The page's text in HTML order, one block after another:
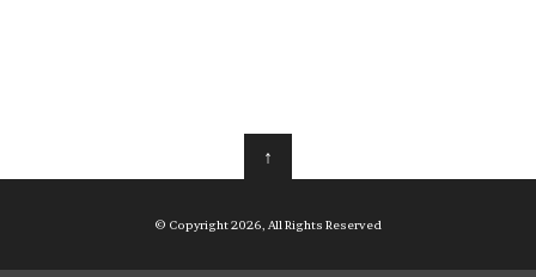
↑
© Copyright 2026, All Rights Reserved